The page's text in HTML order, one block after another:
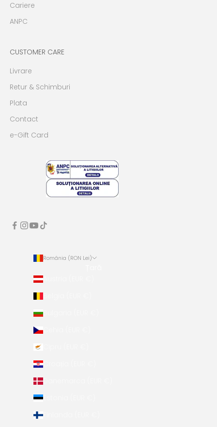
Cariere
ANPC
CUSTOMER CARE
Livrare
Retur & Schimburi
Plata
Contact
e-Gift Card
România (RON Lei)
Austria (EUR €)
Bulgaria (EUR €)
Cehia (EUR €)
Croația (EUR €)
Danemarca (EUR €)
Estonia (EUR €)
Finlanda (EUR €)